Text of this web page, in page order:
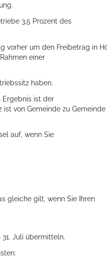
3,5 Prozent des
vorher um den Freibetrag in
einer
haben.
Ergebnis ist der
von Gemeinde zu Gemeinde
auf, wenn Sie
gleiche gilt, wenn Sie Ihren
Juli übermitteln.